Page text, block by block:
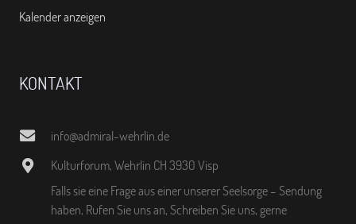
Kalender anzeigen
KONTAKT
info@admiral-wehrlin.de
Kulturforum, Wehrlin CH 3930 Visp
Falls sie eine Frage aus einer unserer Seelsorge – Sendung
haben, Rufen Sie uns an, Schreiben Sie uns, gerne